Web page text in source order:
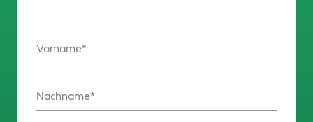
Vorname
Nachname